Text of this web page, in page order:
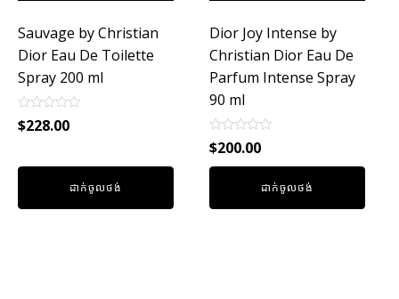
Sauvage by Christian
Dior Eau De Toilette
Spray 200 ml
Rated
0
5
$228.00
ដាក់ចូលថង់
Dior Joy Intense by
Christian Dior Eau De
Parfum Intense Spray
90 ml
Rated
0
out
$200.00
ដាក់ចូលថង់